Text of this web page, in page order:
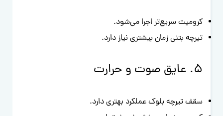
کرومیت سریع‌تر اجرا می‌شود.
تیرچه بتنی زمان بیشتری نیاز دارد.
۵. عایق صوت و حرارت
سقف تیرچه بلوک عملکرد بهتری دارد.